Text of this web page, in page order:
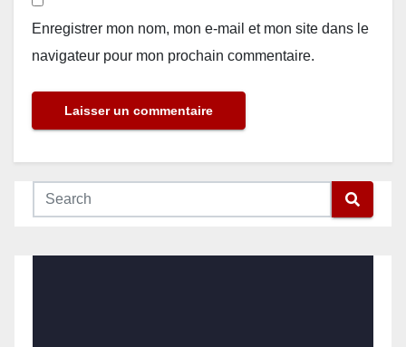
Enregistrer mon nom, mon e-mail et mon site dans le
navigateur pour mon prochain commentaire.